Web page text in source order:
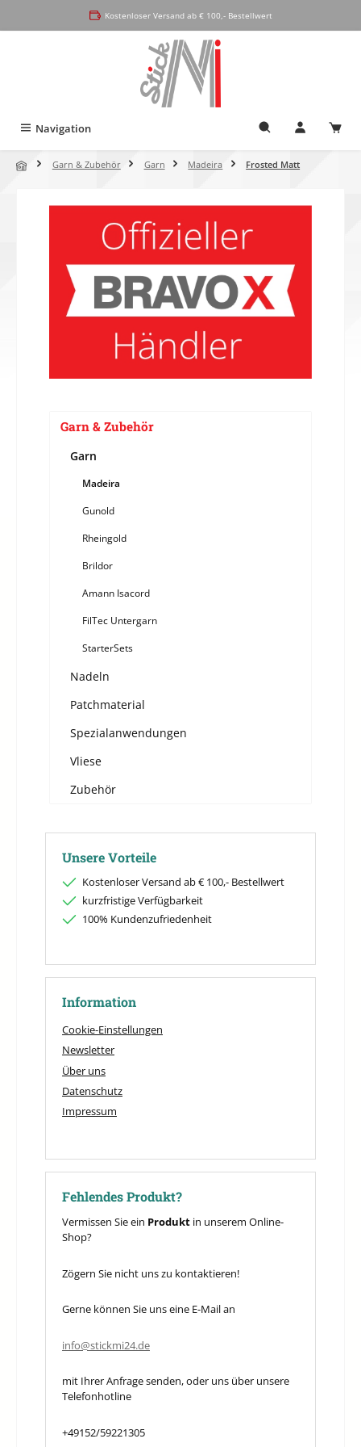
Kostenloser Versand ab € 100,- Bestellwert
Navigation
Garn & Zubehör Garn Madeira Frosted Matt
Garn & Zubehör
Garn
Madeira
Gunold
Rheingold
Brildor
Amann Isacord
FilTec Untergarn
StarterSets
Nadeln
Patchmaterial
Spezialanwendungen
Vliese
Zubehör
Unsere Vorteile
Kostenloser Versand ab € 100,- Bestellwert
kurzfristige Verfügbarkeit
100% Kundenzufriedenheit
Information
Cookie-Einstellungen
Newsletter
Über uns
Datenschutz
Impressum
Fehlendes Produkt?
Vermissen Sie ein Produkt in unserem Online-
Shop?
Zögern Sie nicht uns zu kontaktieren!
Gerne können Sie uns eine E-Mail an
info@stickmi24.de
mit Ihrer Anfrage senden, oder uns über unsere
Telefonhotline
+49152/59221305